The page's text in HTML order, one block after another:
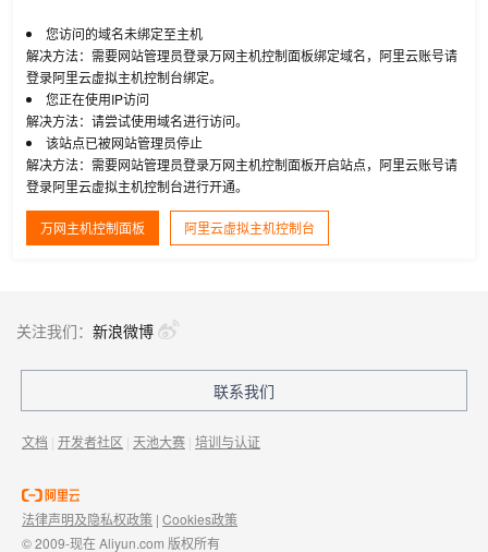
您访问的域名未绑定至主机
解决方法：需要网站管理员登录万网主机控制面板绑定域名，阿里云账号请
登录阿里云虚拟主机控制台绑定。
您正在使用IP访问
解决方法：请尝试使用域名进行访问。
该站点已被网站管理员停止
解决方法：需要网站管理员登录万网主机控制面板开启站点，阿里云账号请
登录阿里云虚拟主机控制台进行开通。
万网主机控制面板 阿里云虚拟主机控制台